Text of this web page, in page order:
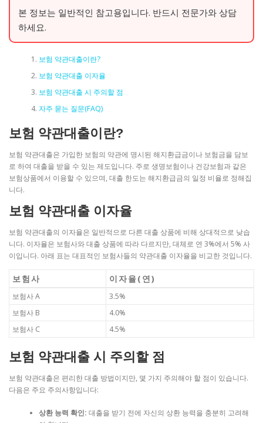
본 정보는 일반적인 참고용입니다. 반드시 전문가와 상담
하세요.
보험 약관대출이란?
보험 약관대출 이자율
보험 약관대출 시 주의할 점
자주 묻는 질문(FAQ)
보험 약관대출이란?
보험 약관대출은 가입한 보험의 약관에 명시된 해지환급금이나 보험금을 담보
로 하여 대출을 받을 수 있는 제도입니다. 주로 생명보험이나 건강보험과 같은
보험상품에서 이용할 수 있으며, 대출 한도는 해지환급금의 일정 비율로 정해집
니다.
보험 약관대출 이자율
보험 약관대출의 이자율은 일반적으로 다른 대출 상품에 비해 상대적으로 낮습
니다. 이자율은 보험사와 대출 상품에 따라 다르지만, 대체로 연 3%에서 5% 사
이입니다. 아래 표는 대표적인 보험사들의 약관대출 이자율을 비교한 것입니다.
보험사 이자율(연)
보험사 A
3.5%
보험사 B
4.0%
보험사 C
4.5%
보험 약관대출 시 주의할 점
보험 약관대출은 편리한 대출 방법이지만, 몇 가지 주의해야 할 점이 있습니다.
다음은 주요 주의사항입니다:
상환 능력 확인: 대출을 받기 전에 자신의 상환 능력을 충분히 고려해